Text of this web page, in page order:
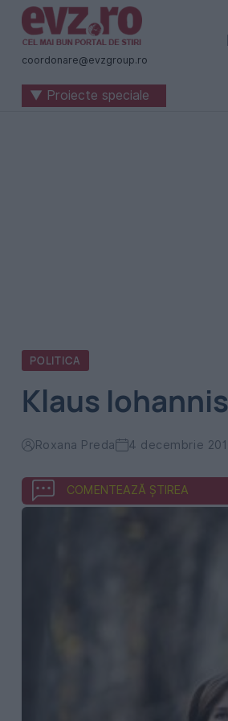
Știri
naționale
internaționale
coordonare@evzgroup.ro
▼ Proiecte speciale
POLITICA
Klaus
Roxana Preda 4 decembrie
COMENTEAZĂ ȘTIREA